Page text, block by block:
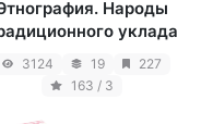
Народы
уклада
3124 19
227
163 / 3